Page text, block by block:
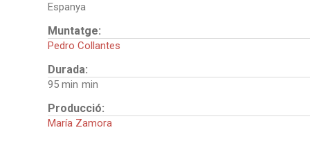
Espanya
Muntatge:
Pedro Collantes
Durada:
95 min
Producció:
María Zamora